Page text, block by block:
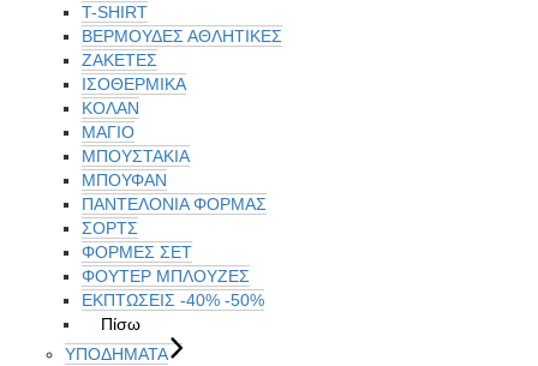
T-SHIRT
ΒΕΡΜΟΥΔΕΣ ΑΘΛΗΤΙΚΕΣ
ΖΑΚΕΤΕΣ
ΙΣΟΘΕΡΜΙΚΑ
ΚΟΛΑΝ
ΜΑΓΙΟ
ΜΠΟΥΣΤΑΚΙΑ
ΜΠΟΥΦΑΝ
ΠΑΝΤΕΛΟΝΙΑ ΦΟΡΜΑΣ
ΣΟΡΤΣ
ΦΟΡΜΕΣ ΣΕΤ
ΦΟΥΤΕΡ ΜΠΛΟΥΖΕΣ
ΕΚΠΤΏΣΕΙΣ -40% -50%
Πίσω
ΥΠΟΔΗΜΑΤΑ